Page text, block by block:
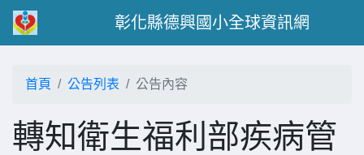
彰化縣德興國小全球資訊網
首頁 公告列表 公告內容
轉知衛生福利部疾病管